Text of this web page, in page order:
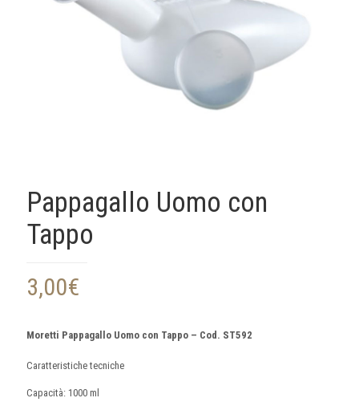
Pappagallo Uomo con
Tappo
3,00€
Moretti Pappagallo Uomo con Tappo – Cod. ST592
Caratteristiche tecniche
Capacità: 1000 ml